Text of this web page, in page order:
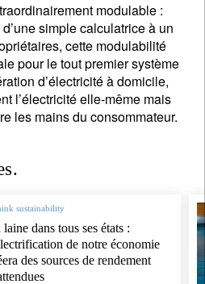
modulable :
simple calculatrice à un
cette modulabilité
pour le tout premier système
d’électricité à domicile,
l’électricité elle-même mais
les mains du consommateur.
sustainability
laine dans tous ses états :
de notre économie
des sources de rendement